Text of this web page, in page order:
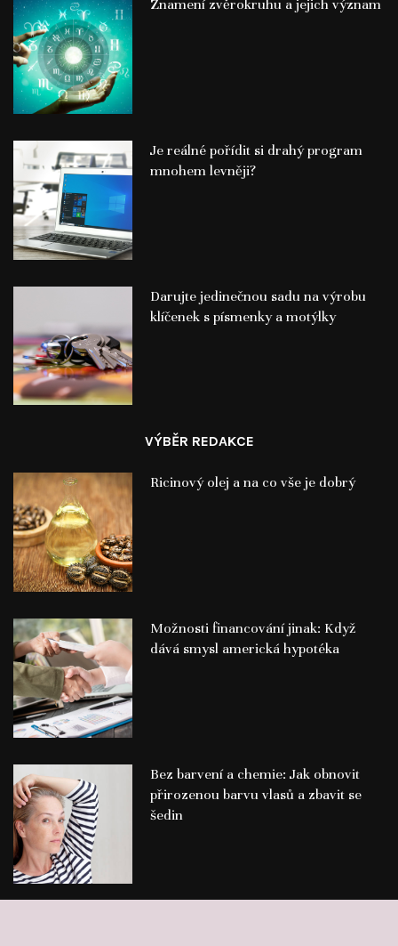
Znamení zvěrokruhu a jejich význam
Je reálné pořídit si drahý program
mnohem levněji?
Darujte jedinečnou sadu na výrobu
klíčenek s písmenky a motýlky
VÝBĚR REDAKCE
Ricinový olej a na co vše je dobrý
Možnosti financování jinak: Když
dává smysl americká hypotéka
Bez barvení a chemie: Jak obnovit
přirozenou barvu vlasů a zbavit se
šedin